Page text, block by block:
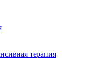
терапия